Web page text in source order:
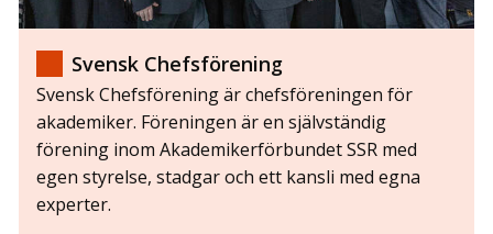
Svensk Chefsförening
Svensk Chefsförening är chefsföreningen för
akademiker. Föreningen är en självständig
förening inom Akademikerförbundet SSR med
egen styrelse, stadgar och ett kansli med egna
experter.